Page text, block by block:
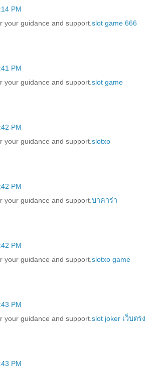
PM
your guidance and support. slot game 666
PM
your guidance and support. slot game
PM
your guidance and support. slotxo
PM
your guidance and support. บาคาร่า
PM
your guidance and support. slotxo game
PM
your guidance and support. slot joker เว็บตรง
PM